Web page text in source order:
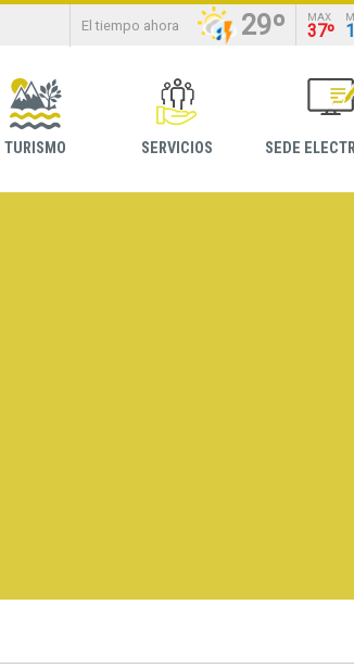
El tiempo ahora 29º MAX
37º
TURISMO SERVICIOS SEDE